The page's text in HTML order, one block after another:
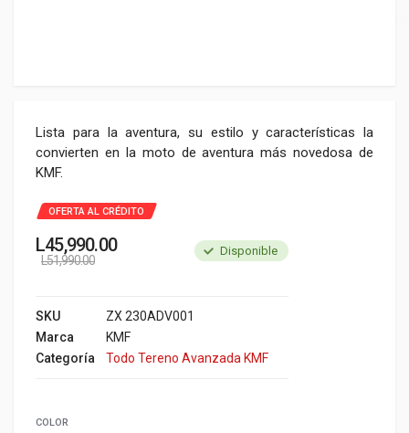
Lista para la aventura, su estilo y características la
convierten en la moto de aventura más novedosa de
KMF.
OFERTA AL CRÉDITO
L45,990.00
L51,990.00
Disponible
SKU
ZX 230ADV001
Marca
KMF
Categoría
Todo Tereno Avanzada KMF
COLOR